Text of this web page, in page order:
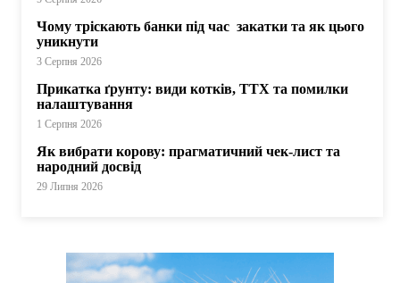
Чому тріскають банки під час закатки та як цього
уникнути
3 Серпня 2026
Прикатка ґрунту: види котків, ТТХ та помилки
налаштування
1 Серпня 2026
Як вибрати корову: прагматичний чек-лист та
народний досвід
29 Липня 2026